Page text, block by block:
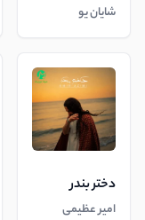
شایان یو
دختر بندر
امیر عظیمی